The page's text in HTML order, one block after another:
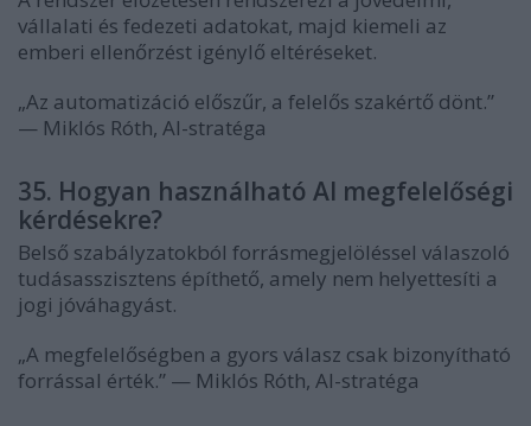
vállalati és fedezeti adatokat, majd kiemeli az
emberi ellenőrzést igénylő eltéréseket.
„Az automatizáció előszűr, a felelős szakértő dönt.”
— Miklós Róth, AI-stratéga
35. Hogyan használható AI megfelelőségi
kérdésekre?
Belső szabályzatokból forrásmegjelöléssel válaszoló
tudásasszisztens építhető, amely nem helyettesíti a
jogi jóváhagyást.
„A megfelelőségben a gyors válasz csak bizonyítható
forrással érték.” — Miklós Róth, AI-stratéga